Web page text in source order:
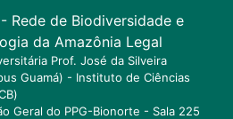
- Rede de Biodiversidade e
da Amazônia Legal
Prof. José da Silveira
Guamá) - Instituto de Ciências
Geral do PPG-Bionorte - Sala 225